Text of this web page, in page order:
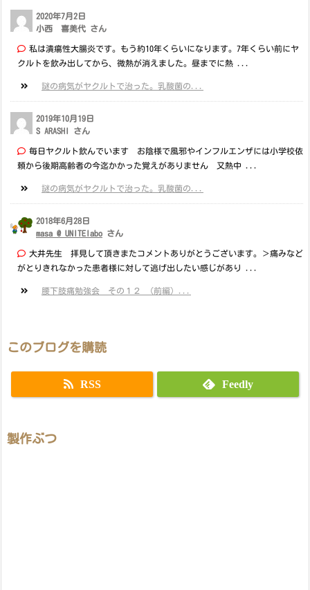
2020年7月2日
小西 喜美代 さん
私は潰瘍性大腸炎です。もう約10年くらいになります。7年くらい前にヤ
クルトを飲み出してから、微熱が消えました。昼までに熱 ...
謎の病気がヤクルトで治った。乳酸菌の...
2019年10月19日
S ARASHI さん
毎日ヤクルト飲んでいます お陰様で風邪やインフルエンザには小学校依
頼から後期高齢者の今迄かかった覚えがありません 又熱中 ...
謎の病気がヤクルトで治った。乳酸菌の...
2018年6月28日
masa @ UNITElabo さん
大井先生 拝見して頂きまたコメントありがとうございます。＞痛みなど
がとりきれなかった患者様に対して逃げ出したい感じがあり ...
腰下肢痛勉強会 その１２ （前編）...
このブログを購読
RSS Feedly
製作ぶつ